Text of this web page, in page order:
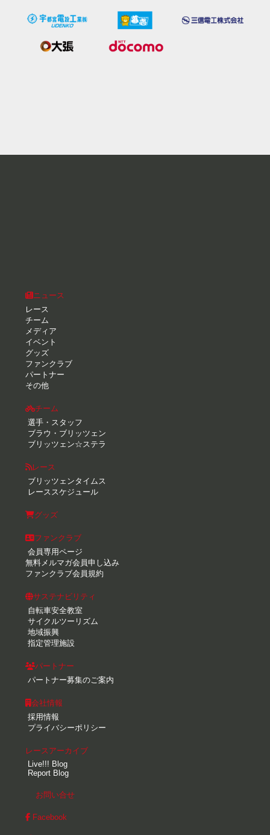
ニュース
レース
チーム
メディア
イベント
グッズ
ファンクラブ
パートナー
その他
チーム
選手・スタッフ
ブラウ・ブリッツェン
ブリッツェン☆ステラ
レース
ブリッツェンタイムス
レーススケジュール
グッズ
ファンクラブ
会員専用ページ
無料メルマガ会員申し込み
ファンクラブ会員規約
サステナビリティ
自転車安全教室
サイクルツーリズム
地域振興
指定管理施設
パートナー
パートナー募集のご案内
会社情報
採用情報
プライバシーポリシー
レースアーカイブ
Live!!! Blog
Report Blog
お問い合せ
Facebook